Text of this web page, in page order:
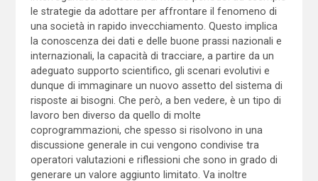
le strategie da adottare per affrontare il fenomeno di
una società in rapido invecchiamento. Questo implica
la conoscenza dei dati e delle buone prassi nazionali e
internazionali, la capacità di tracciare, a partire da un
adeguato supporto scientifico, gli scenari evolutivi e
dunque di immaginare un nuovo assetto del sistema di
risposte ai bisogni. Che però, a ben vedere, è un tipo di
lavoro ben diverso da quello di molte
coprogrammazioni, che spesso si risolvono in una
discussione generale in cui vengono condivise tra
operatori valutazioni e riflessioni che sono in grado di
generare un valore aggiunto limitato. Va inoltre